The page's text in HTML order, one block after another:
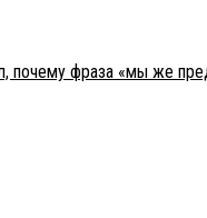
почему фраза «мы же